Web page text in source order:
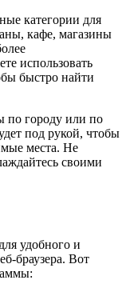
категории для
кафе, магазины
использовать
быстро найти
по городу или по
под рукой, чтобы
места. Не
своими
удобного и
браузера. Вот